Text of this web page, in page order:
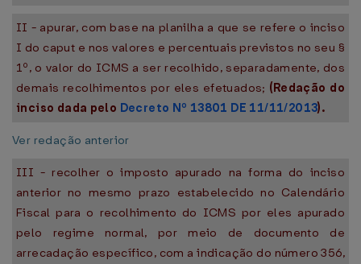
II - apurar, com base na planilha a que se refere o inciso
I do caput e nos valores e percentuais previstos no seu §
1º, o valor do ICMS a ser recolhido, separadamente, dos
demais recolhimentos por eles efetuados; (Redação do
inciso dada pelo Decreto Nº 13801 DE 11/11/2013).
Ver redação anterior
III - recolher o imposto apurado na forma do inciso
anterior no mesmo prazo estabelecido no Calendário
Fiscal para o recolhimento do ICMS por eles apurado
pelo regime normal, por meio de documento de
arrecadação específico, com a indicação do número 356,